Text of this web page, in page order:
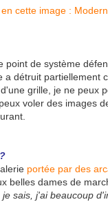
point de système
a détruit partiellement
grille, je ne peux
voler des images
portée par des
belles dames de
je sais, j'ai beaucoup